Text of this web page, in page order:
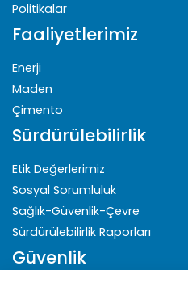
Politikalar
Faaliyetlerimiz
Enerji
Maden
Çimento
Sürdürülebilirlik
Etik Değerlerimiz
Sosyal Sorumluluk
Sağlık-Güvenlik-Çevre
Sürdürülebilirlik Raporları
Güvenlik